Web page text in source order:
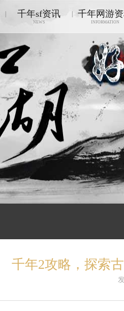
千年sf资讯
NEWS
千年网游
INFORMATION
千年2攻略，探索